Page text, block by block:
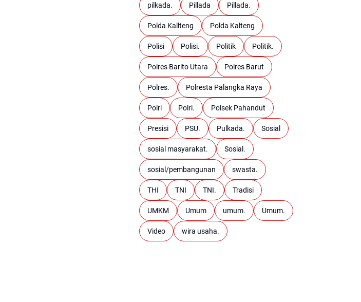
pilkada. Pillada Pillada.
Polda Kallteng Polda Kalteng
Polisi Polisi. Politik Politik.
Polres Barito Utara Polres Barut
Polres. Polresta Palangka Raya
Polri Polri. Polsek Pahandut
Presisi PSU. Pulkada. Sosial
sosial masyarakat. Sosial.
sosial/pembangunan swasta.
THI TNI TNI. Tradisi
UMKM Umum umum. Umum.
Video wira usaha.